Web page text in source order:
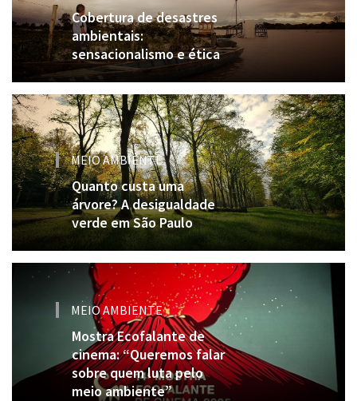
Cobertura de desastres
ambientais:
sensacionalismo e ética
MEIO AMBIENTE
Quanto custa uma
árvore? A desigualdade
verde em São Paulo
MEIO AMBIENTE
Mostra Ecofalante de
cinema: “Queremos falar
sobre quem luta pelo
meio ambiente”